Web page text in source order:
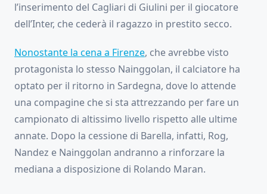
l’inserimento del Cagliari di Giulini per il giocatore
dell’Inter, che cederà il ragazzo in prestito secco.
Nonostante la cena a Firenze, che avrebbe visto
protagonista lo stesso Nainggolan, il calciatore ha
optato per il ritorno in Sardegna, dove lo attende
una compagine che si sta attrezzando per fare un
campionato di altissimo livello rispetto alle ultime
annate. Dopo la cessione di Barella, infatti, Rog,
Nandez e Nainggolan andranno a rinforzare la
mediana a disposizione di Rolando Maran.